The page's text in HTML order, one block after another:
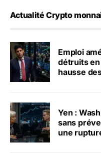
Actualité Crypto
Emploi
détruits
hausse
Yen :
sans
une